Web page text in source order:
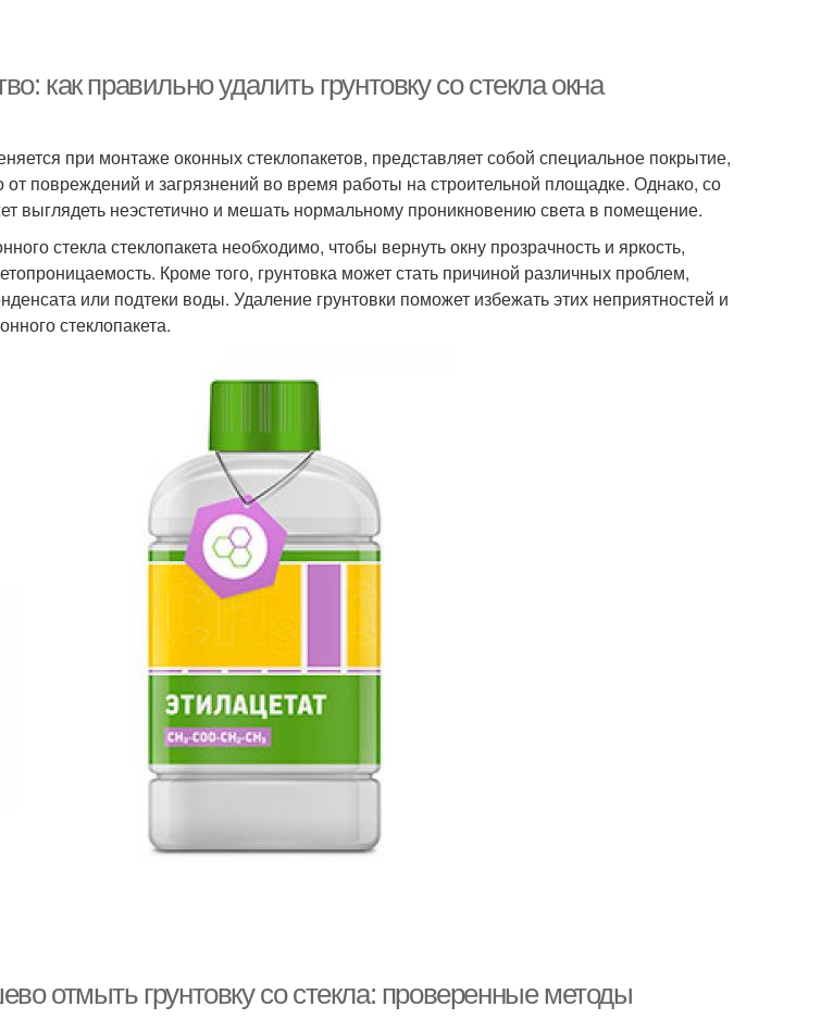
как правильно удалить грунтовку со стекла окна
при монтаже оконных стеклопакетов, представляет собой специальное покрытие,
от повреждений и загрязнений во время работы на строительной площадке. Однако, со
выглядеть неэстетично и мешать нормальному проникновению света в помещение.
стекла стеклопакета необходимо, чтобы вернуть окну прозрачность и яркость,
Кроме того, грунтовка может стать причиной различных проблем,
или подтеки воды. Удаление грунтовки поможет избежать этих неприятностей и
стеклопакета.
отмыть грунтовку со стекла: проверенные методы